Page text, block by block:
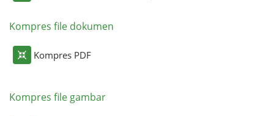
Kompres file dokumen
Kompres PDF
Kompres file gambar